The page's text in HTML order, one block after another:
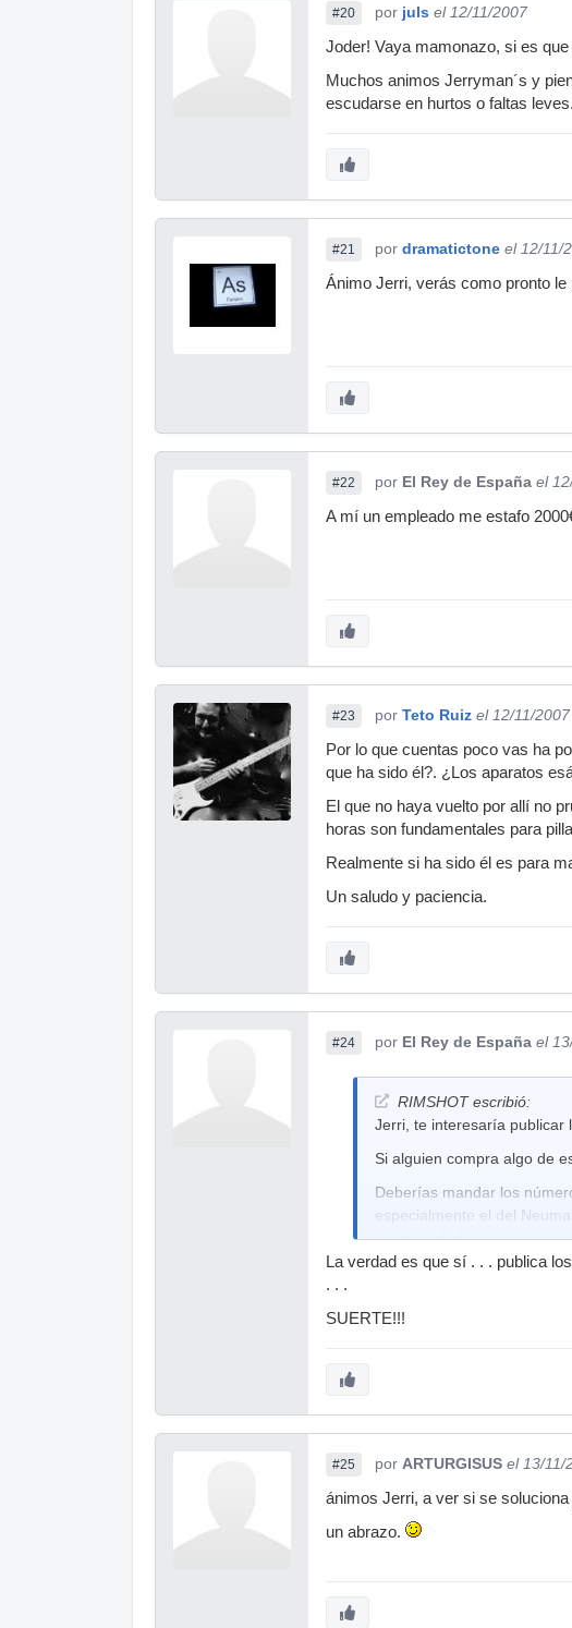
#20 por juls el 12/11/2007
Joder! Vaya mamonazo, si es
Muchos animos Jerryman´s y
escudarse en hurtos o faltas
#21 por dramatictone el 12/11/
Ánimo Jerri, verás como pronto le
#22 por El Rey de España el
A mí un empleado me estafo
#23 por Teto Ruiz el 12/11/2007
Por lo que cuentas poco vas ha
que ha sido él?. ¿Los aparatos
El que no haya vuelto por allí no
horas son fundamentales para
Realmente si ha sido él es para
Un saludo y paciencia.
#24 por El Rey de España el
RIMSHOT escribió:
Jerri, te interesaría publicar
Si alguien compra algo de
Deberías mandar los
especialmente el del
eventualidades.
La verdad es que sí . . . publica
. . .
SUERTE!!!
#25 por ARTURGISUS el 13/11/
ánimos Jerri, a ver si se soluciona
un abrazo.